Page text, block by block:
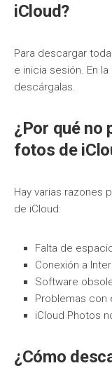
iCloud?
Para descargar
e inicia sesión. En
descárgalas.
¿Por qué no
fotos de
Hay varias razones
de iCloud:
Falta de
Conexión a
Software
Problemas con
iCloud Photos
¿Cómo